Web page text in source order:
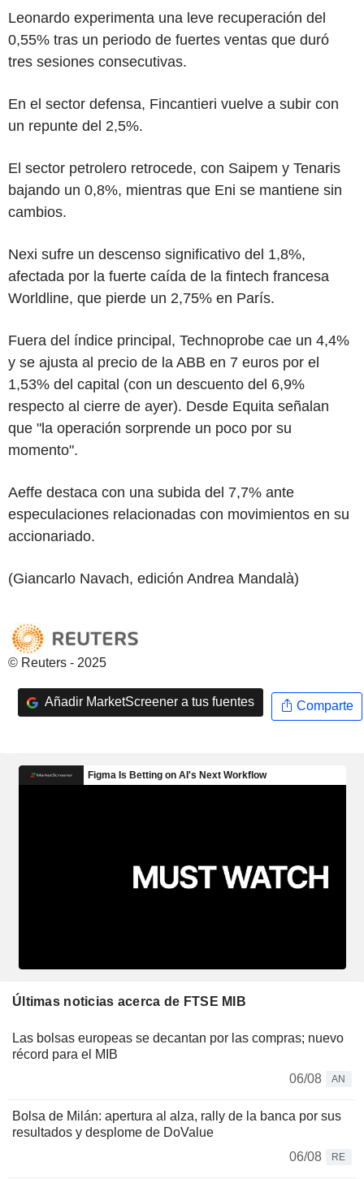
Leonardo experimenta una leve recuperación del
0,55% tras un periodo de fuertes ventas que duró
tres sesiones consecutivas.
En el sector defensa, Fincantieri vuelve a subir con
un repunte del 2,5%.
El sector petrolero retrocede, con Saipem y Tenaris
bajando un 0,8%, mientras que Eni se mantiene sin
cambios.
Nexi sufre un descenso significativo del 1,8%,
afectada por la fuerte caída de la fintech francesa
Worldline, que pierde un 2,75% en París.
Fuera del índice principal, Technoprobe cae un 4,4%
y se ajusta al precio de la ABB en 7 euros por el
1,53% del capital (con un descuento del 6,9%
respecto al cierre de ayer). Desde Equita señalan
que "la operación sorprende un poco por su
momento".
Aeffe destaca con una subida del 7,7% ante
especulaciones relacionadas con movimientos en su
accionariado.
(Giancarlo Navach, edición Andrea Mandalà)
© Reuters - 2025
Añadir MarketScreener a tus fuentes Comparte
Últimas noticias acerca de FTSE MIB
Las bolsas europeas se decantan por las compras; nuevo
récord para el MIB
06/08
AN
Bolsa de Milán: apertura al alza, rally de la banca por sus
resultados y desplome de DoValue
06/08
RE